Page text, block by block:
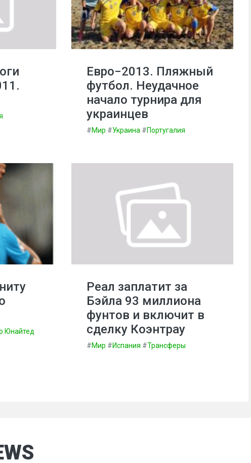
Евро−2013. Пляжный
футбол. Неудачное
начало турнира для
украинцев
#Мир #Украина #Португалия
Юнайтед
Реал заплатит за
Бэйла 93 миллиона
фунтов и включит в
сделку Коэнтрау
#Мир #Испания #Трансферы